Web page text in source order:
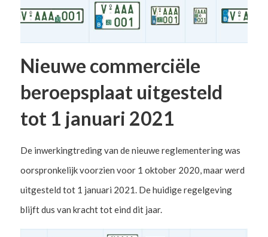
Nieuwe commerciële
beroepsplaat uitgesteld
tot 1 januari 2021
De inwerkingtreding van de nieuwe reglementering was
oorspronkelijk voorzien voor 1 oktober 2020, maar werd
uitgesteld tot 1 januari 2021. De huidige regelgeving
blijft dus van kracht tot eind dit jaar.